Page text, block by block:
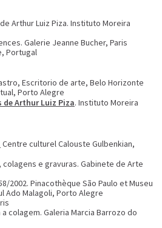
Arthur Luiz Piza. Instituto Moreira
Galerie Jeanne Bucher, Paris
Portugal
Escritorio de arte, Belo Horizonte
Porto Alegre
Arthur Luiz Piza. Instituto Moreira
Centre culturel Calouste Gulbenkian,
e gravuras. Gabinete de Arte
2002. Pinacothèque São Paulo et Museu
Ado Malagoli, Porto Alegre
colagem. Galeria Marcia Barrozo do